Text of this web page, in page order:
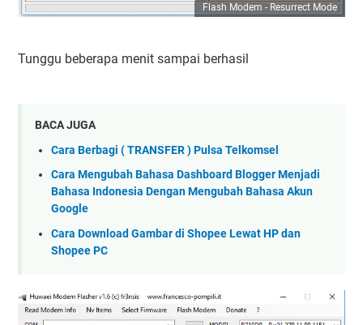
Flash Modem - Resurrect Mode
Tunggu beberapa menit sampai berhasil
BACA JUGA
Cara Berbagi ( TRANSFER ) Pulsa Telkomsel
Cara Mengubah Bahasa Dashboard Blogger Menjadi
Bahasa Indonesia Dengan Mengubah Bahasa Akun
Google
Cara Download Gambar di Shopee Lewat HP dan
Shopee PC